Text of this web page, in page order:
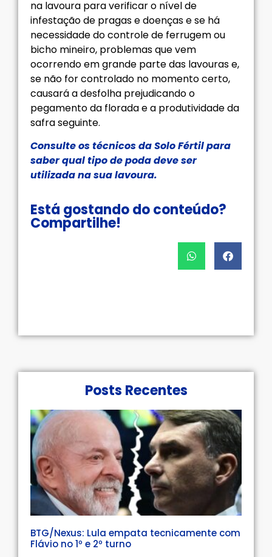
na lavoura para verificar o nível de
infestação de pragas e doenças e se há
necessidade do controle de ferrugem ou
bicho mineiro, problemas que vem
ocorrendo em grande parte das lavouras e,
se não for controlado no momento certo,
causará a desfolha prejudicando o
pegamento da florada e a produtividade da
safra seguinte.
Consulte os técnicos da Solo Fértil para
saber qual tipo de poda deve ser
utilizada na sua lavoura.
Está gostando do conteúdo?
Compartilhe!
Posts Recentes
BTG/Nexus: Lula empata tecnicamente com
Flávio no 1º e 2º turno